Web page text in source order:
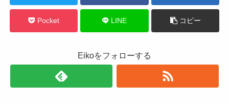
Pocket LINE コピー
Eikoをフォローする